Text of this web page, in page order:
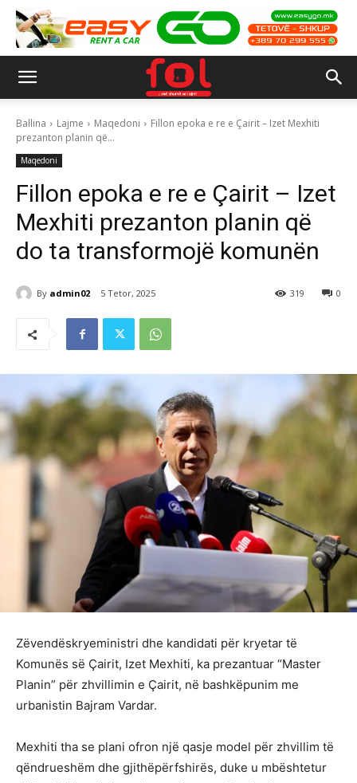
Ballina Lajme Maqedoni
Fillon epoka e re e Çairit – Izet Mexhiti
prezanton planin që...
Maqedoni
Fillon epoka e re e Çairit – Izet
Mexhiti prezanton planin që
do ta transformojë komunën
By admin02 5 Tetor, 2025 0
319
Zëvendëskryeministri dhe kandidati për kryetar të
Komunës së Çairit, Izet Mexhiti, ka prezantuar “Master
Planin” për zhvillimin e Çairit, në bashkëpunim me
urbanistin Bajram Vardar.
Mexhiti tha se plani ofron një qasje model për zhvillim të
qëndrueshëm dhe gjithëpërfshirës, duke u mbështetur